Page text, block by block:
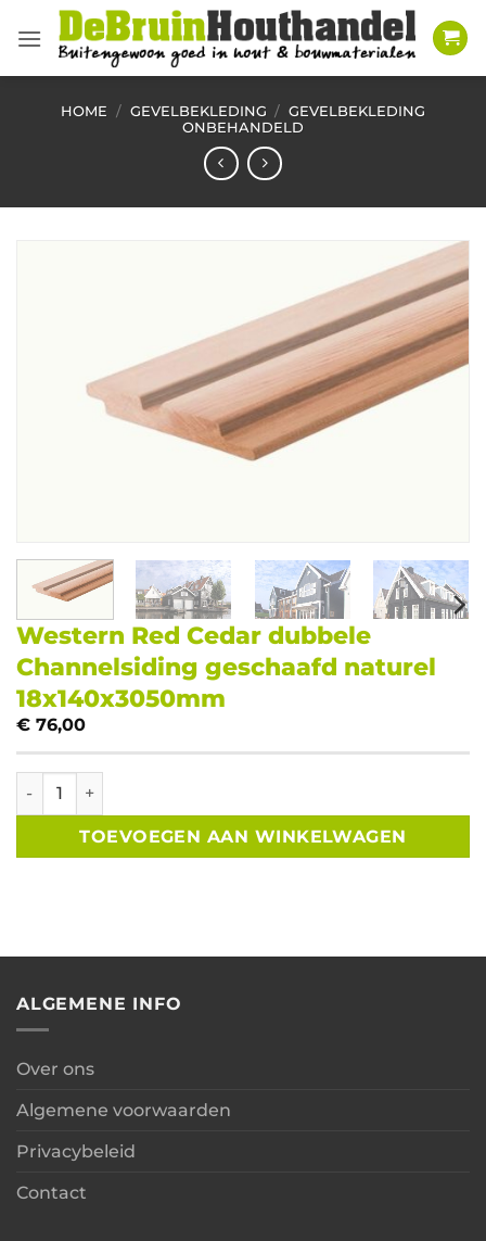
naar
HOME / GEVELBEKLEDING / GEVELBEKLEDING
ONBEHANDELD
Western Red Cedar dubbele
Channelsiding geschaafd naturel
18x140x3050mm
€ 76,00
Western Red Cedar dubbele Channelsiding geschaafd
TOEVOEGEN AAN WINKELWAGEN
ALGEMENE INFO
Over ons
Algemene voorwaarden
Privacybeleid
Contact